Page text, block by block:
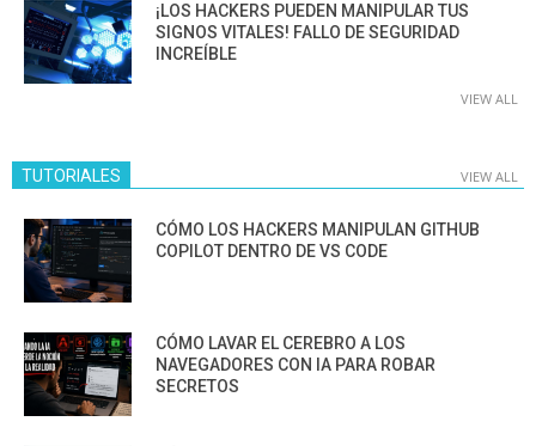
¡LOS HACKERS PUEDEN MANIPULAR TUS
SIGNOS VITALES! FALLO DE SEGURIDAD
INCREÍBLE
VIEW ALL
TUTORIALES VIEW ALL
CÓMO LOS HACKERS MANIPULAN GITHUB
COPILOT DENTRO DE VS CODE
CÓMO LAVAR EL CEREBRO A LOS
NAVEGADORES CON IA PARA ROBAR
SECRETOS